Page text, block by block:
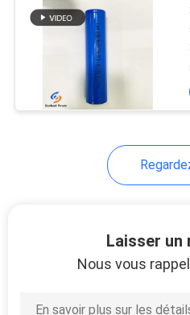
vélo
batterie
Laisser un
Nous vous